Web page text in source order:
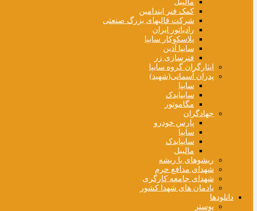
مالیبل
کمک فنر ایندامین
شرکت قالبهای بزرگ صنعتی
رادیاتور ایران
پلاسکوکار سایپا
سایپا آذین
فنرسازی زر
ایثارگران گروه سایپا
پدران آسمانی(شهید)
سایپا
سایپایدک
مگاموتور
جهادگران
پارس خودرو
سایپا
سایپایدک
مالیبل
ریشوهای با ریشه
شهدای مدافع حرم
شهدای جامعه کارگری
یادمان های شهدا کشور
دانلودها
پوستر